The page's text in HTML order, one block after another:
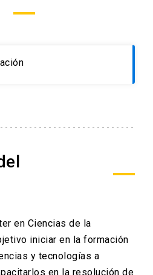
en Ciencias de la
iniciar en la formación
y tecnologías a
en la resolución de